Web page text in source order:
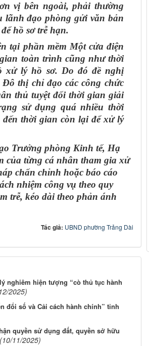
vị bên ngoài, phải thường
lãnh đạo phòng gửi văn bản
hồ sơ trễ hạn.
tại phần mềm Một cửa điện
toàn trình cũng như thời
xử lý hồ sơ. Do đó đề nghị
thị chỉ đạo các công chức
thủ tuyệt đối thời gian giải
sử dụng quá nhiều thời
thời gian còn lại để xử lý
Trưởng phòng Kinh tế, Hạ
của từng cá nhân tham gia xử
chấn chỉnh hoặc báo cáo
nhiệm công vụ theo quy
trễ, kéo dài theo phản ánh
Tác giả: UBND phường Trảng Dài
nghiêm hiện tượng “cò thủ tục hành
2025)
đổi số và Cải cách hành chính” tỉnh
quyền sử dụng đất, quyền sở hữu
(10/11/2025)